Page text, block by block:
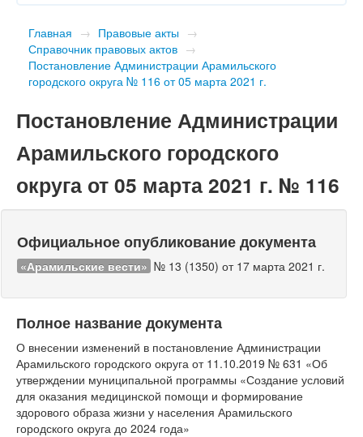
Главная → Правовые акты →
Справочник правовых актов →
Постановление Администрации Арамильского
городского округа № 116 от 05 марта 2021 г.
Постановление Администрации
Арамильского городского
округа от 05 марта 2021 г. № 116
Официальное опубликование документа
«Арамильские вести» № 13 (1350) от 17 марта 2021 г.
Полное название документа
О внесении изменений в постановление Администрации
Арамильского городского округа от 11.10.2019 № 631 «Об
утверждении муниципальной программы «Создание условий
для оказания медицинской помощи и формирование
здорового образа жизни у населения Арамильского
городского округа до 2024 года»